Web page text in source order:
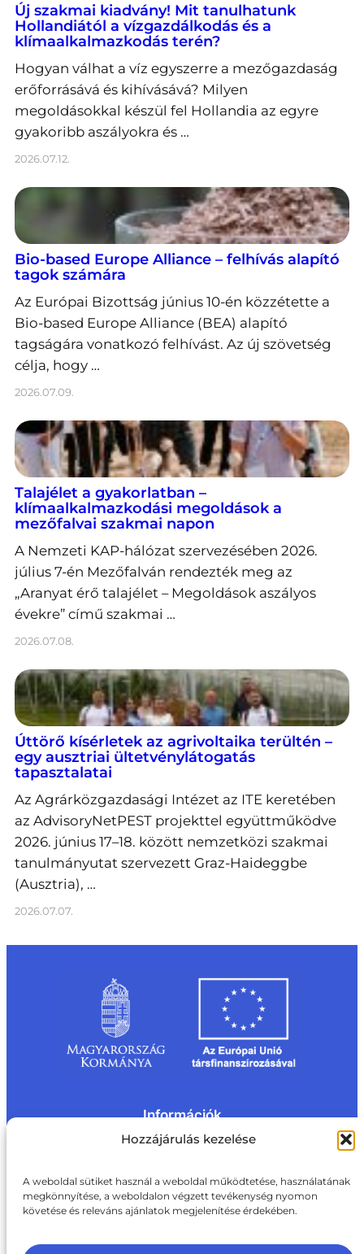
Hozzájárulás kezelése
A weboldal sütiket használ a weboldal működtetése, használatának
megkönnyítése, a weboldalon végzett tevékenység nyomon
követése és releváns ajánlatok megjelenítése érdekében.
Új szakmai kiadvány! Mit tanulhatunk
Hollandiától a vízgazdálkodás és a
klímaalkalmazkodás terén?
Hogyan válhat a víz egyszerre a mezőgazdaság
erőforrásává és kihívásává? Milyen
megoldásokkal készül fel Hollandia az egyre
gyakoribb aszályokra és …
2026.07.12.
Bio-based Europe Alliance – felhívás alapító
tagok számára
Az Európai Bizottság június 10-én közzétette a
Bio-based Europe Alliance (BEA) alapító
tagságára vonatkozó felhívást. Az új szövetség
célja, hogy …
2026.07.09.
Talajélet a gyakorlatban –
klímaalkalmazkodási megoldások a
mezőfalvai szakmai napon
A Nemzeti KAP-hálózat szervezésében 2026.
július 7-én Mezőfalván rendezték meg az
„Aranyat érő talajélet – Megoldások aszályos
évekre” című szakmai …
2026.07.08.
Úttörő kísérletek az agrivoltaika terültén –
egy ausztriai ültetvénylátogatás
tapasztalatai
Az Agrárközgazdasági Intézet az ITE keretében
az AdvisoryNetPEST projekttel együttműködve
2026. június 17–18. között nemzetközi szakmai
tanulmányutat szervezett Graz-Haideggbe
(Ausztria), …
2026.07.07.
Információk
Impresszum
Rólunk
Oldaltérkép
Adatvédelmi nyilatkozat
Akadálymentesítési nyilatkozat
Cookie tájékoztató
Kapcsolat
ite@aki.gov.hu